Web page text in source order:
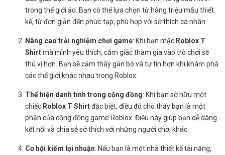
trong thế giới ảo. Bạn có thể lựa chọn từ hàng triệu mẫu thiết
kế, từ đơn giản đến phức tạp, phù hợp với sở thích cá nhân.
Nâng cao trải nghiệm chơi game: Khi bạn mặc Roblox T
Shirtmà mình yêu thích, cảm giác tham gia vào trò chơi sẽ
thú vị hơn. Bạn sẽ cảm thấy gắn bó và tự tin hơn khi khám phá
các thế giới khác nhau trong Roblox.
Thể hiện danh tính trong cộng đồng: Khi bạn sở hữu một
chiếc Roblox T Shirtđặc biệt, điều đó cho thấy bạn là một
phần của cộng đồng game Roblox. Điều này giúp bạn dễ dàng
kết nối và chia sẻ sở thích với những người chơi khác.
Cơ hội kiếm lợi nhuận: Nếu bạn là một nhà thiết kế tài năng,